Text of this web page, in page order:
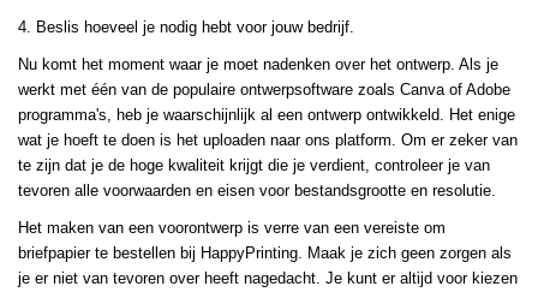
4. Beslis hoeveel je nodig hebt voor jouw bedrijf.
Nu komt het moment waar je moet nadenken over het ontwerp. Als je
werkt met één van de populaire ontwerpsoftware zoals Canva of Adobe
programma's, heb je waarschijnlijk al een ontwerp ontwikkeld. Het enige
wat je hoeft te doen is het uploaden naar ons platform. Om er zeker van
te zijn dat je de hoge kwaliteit krijgt die je verdient, controleer je van
tevoren alle voorwaarden en eisen voor bestandsgrootte en resolutie.
Het maken van een voorontwerp is verre van een vereiste om
briefpapier te bestellen bij HappyPrinting. Maak je zich geen zorgen als
je er niet van tevoren over heeft nagedacht. Je kunt er altijd voor kiezen